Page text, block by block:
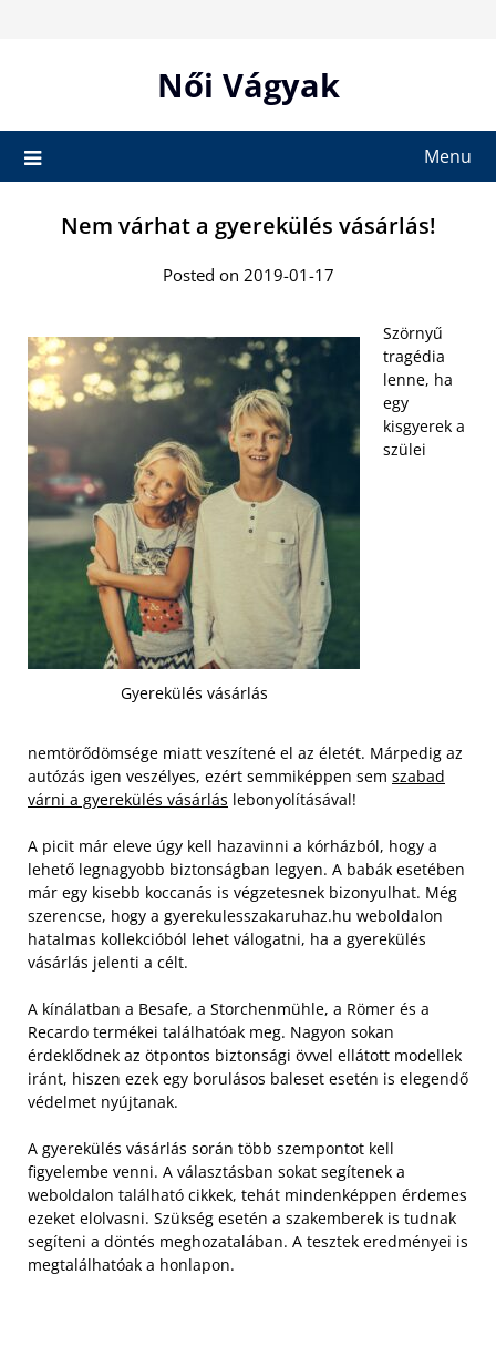
Női Vágyak
Menu
Nem várhat a gyerekülés vásárlás!
Posted on 2019-01-17
Gyerekülés vásárlás
Szörnyű
tragédia
lenne, ha
egy
kisgyerek a
szülei
nemtörődömsége miatt veszítené el az életét. Márpedig az
autózás igen veszélyes, ezért semmiképpen sem szabad
várni a gyerekülés vásárlás lebonyolításával!
A picit már eleve úgy kell hazavinni a kórházból, hogy a
lehető legnagyobb biztonságban legyen. A babák esetében
már egy kisebb koccanás is végzetesnek bizonyulhat. Még
szerencse, hogy a gyerekulesszakaruhaz.hu weboldalon
hatalmas kollekcióból lehet válogatni, ha a gyerekülés
vásárlás jelenti a célt.
A kínálatban a Besafe, a Storchenmühle, a Römer és a
Recardo termékei találhatóak meg. Nagyon sokan
érdeklődnek az ötpontos biztonsági övvel ellátott modellek
iránt, hiszen ezek egy borulásos baleset esetén is elegendő
védelmet nyújtanak.
A gyerekülés vásárlás során több szempontot kell
figyelembe venni. A választásban sokat segítenek a
weboldalon található cikkek, tehát mindenképpen érdemes
ezeket elolvasni. Szükség esetén a szakemberek is tudnak
segíteni a döntés meghozatalában. A tesztek eredményei is
megtalálhatóak a honlapon.